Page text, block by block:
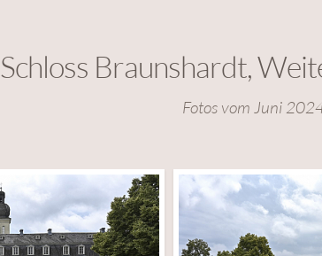
Schloss Braunshardt,
Fotos vom Juni